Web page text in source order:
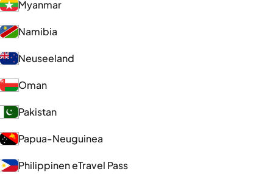
Myanmar
Namibia
Neuseeland
Oman
Pakistan
Papua-Neuguinea
Philippinen eTravel Pass